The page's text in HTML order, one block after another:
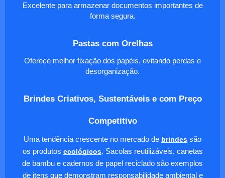
Excelente para armazenar documentos importantes de
forma segura.
Pastas com Orelhas
Oferece melhor fixação dos papéis, evitando perdas e
desorganização.
Brindes Criativos, Sustentáveis e com Preço
Competitivo
Uma tendência crescente no mercado de brindes são
os produtos ecológicos. Sacolas reutilizáveis, canetas
de bambu e cadernos de papel reciclado são exemplos
de itens que demonstram responsabilidade ambiental e